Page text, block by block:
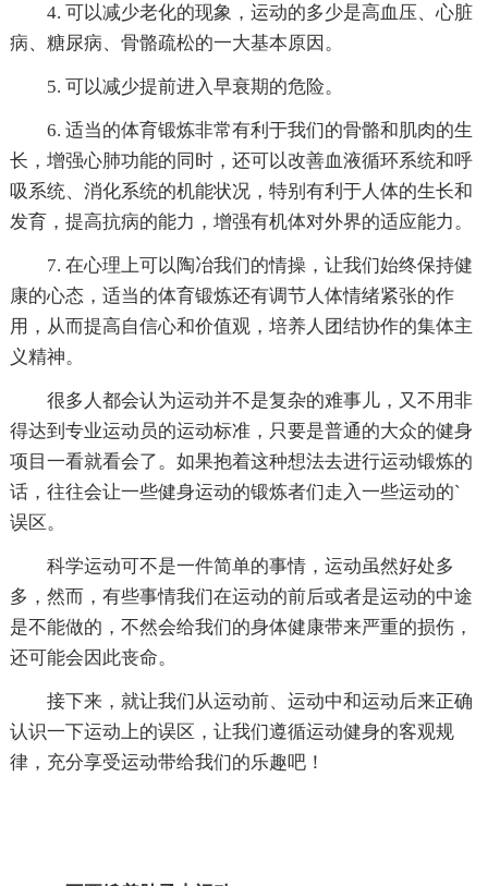
4. 可以减少老化的现象，运动的多少是高血压、心脏
病、糖尿病、骨骼疏松的一大基本原因。
5. 可以减少提前进入早衰期的危险。
6. 适当的体育锻炼非常有利于我们的骨骼和肌肉的生
长，增强心肺功能的同时，还可以改善血液循环系统和呼
吸系统、消化系统的机能状况，特别有利于人体的生长和
发育，提高抗病的能力，增强有机体对外界的适应能力。
7. 在心理上可以陶冶我们的情操，让我们始终保持健
康的心态，适当的体育锻炼还有调节人体情绪紧张的作
用，从而提高自信心和价值观，培养人团结协作的集体主
义精神。
很多人都会认为运动并不是复杂的难事儿，又不用非
得达到专业运动员的运动标准，只要是普通的大众的健身
项目一看就看会了。如果抱着这种想法去进行运动锻炼的
话，往往会让一些健身运动的锻炼者们走入一些运动的`
误区。
科学运动可不是一件简单的事情，运动虽然好处多
多，然而，有些事情我们在运动的前后或者是运动的中途
是不能做的，不然会给我们的身体健康带来严重的损伤，
还可能会因此丧命。
接下来，就让我们从运动前、运动中和运动后来正确
认识一下运动上的误区，让我们遵循运动健身的客观规
律，充分享受运动带给我们的乐趣吧！